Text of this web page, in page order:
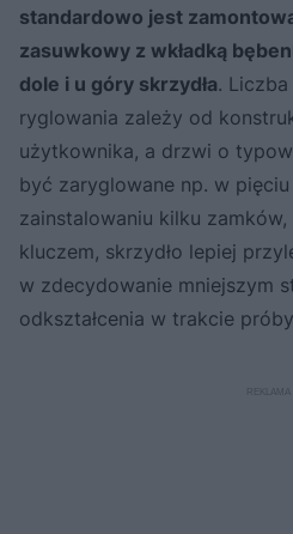
standardowo jest
zasuwkowy z wkładką
dole i u góry skrzydła.
ryglowania zależy od
użytkownika, a drzwi o
być zaryglowane np. w
zainstalowaniu kilku
kluczem, skrzydło lepiej
w zdecydowanie mniejszym
odkształcenia w trakcie